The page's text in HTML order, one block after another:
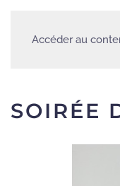
Accéder au
SOIRÉE